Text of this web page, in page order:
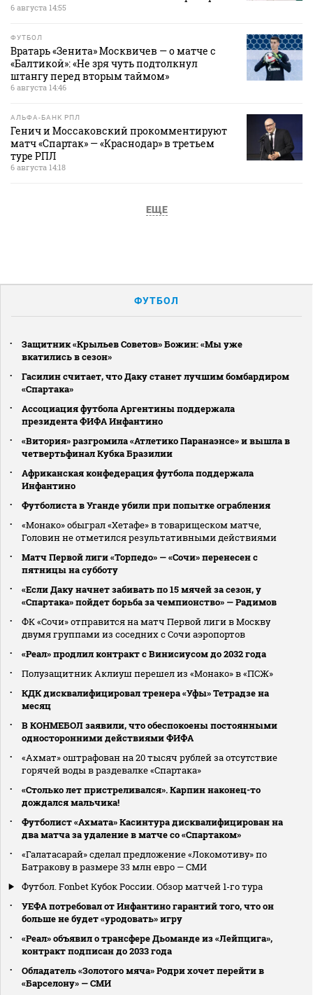
6 августа 14:55
ФУТБОЛ
Вратарь «Зенита» Москвичев — о матче с
«Балтикой»: «Не зря чуть подтолкнул
штангу перед вторым таймом»
6 августа 14:46
АЛЬФА-БАНК РПЛ
Генич и Моссаковский прокомментируют
матч «Спартак» — «Краснодар» в третьем
туре РПЛ
6 августа 14:18
ЕЩЕ
ФУТБОЛ
Защитник «Крыльев Советов» Божин: «Мы уже
вкатились в сезон»
Гасилин считает, что Даку станет лучшим бомбардиром
«Спартака»
Ассоциация футбола Аргентины поддержала
президента ФИФА Инфантино
«Витория» разгромила «Атлетико Паранаэнсе» и вышла в
четвертьфинал Кубка Бразилии
Африканская конфедерация футбола поддержала
Инфантино
Футболиста в Уганде убили при попытке ограбления
«Монако» обыграл «Хетафе» в товарищеском матче,
Головин не отметился результативными действиями
Матч Первой лиги «Торпедо» — «Сочи» перенесен с
пятницы на субботу
«Если Даку начнет забивать по 15 мячей за сезон, у
«Спартака» пойдет борьба за чемпионство» — Радимов
ФК «Сочи» отправится на матч Первой лиги в Москву
двумя группами из соседних с Сочи аэропортов
«Реал» продлил контракт с Винисиусом до 2032 года
Полузащитник Аклиуш перешел из «Монако» в «ПСЖ»
КДК дисквалифицировал тренера «Уфы» Тетрадзе на
месяц
В КОНМЕБОЛ заявили, что обеспокоены постоянными
односторонними действиями ФИФА
«Ахмат» оштрафован на 20 тысяч рублей за отсутствие
горячей воды в раздевалке «Спартака»
«Столько лет пристреливался». Карпин наконец-то
дождался мальчика!
Футболист «Ахмата» Касинтура дисквалифицирован на
два матча за удаление в матче со «Спартаком»
«Галатасарай» сделал предложение «Локомотиву» по
Батракову в размере 33 млн евро — СМИ
Футбол. Fonbet Кубок России. Обзор матчей 1-го тура
УЕФА потребовал от Инфантино гарантий того, что он
больше не будет «уродовать» игру
«Реал» объявил о трансфере Дьоманде из «Лейпцига»,
контракт подписан до 2033 года
Обладатель «Золотого мяча» Родри хочет перейти в
«Барселону» — СМИ